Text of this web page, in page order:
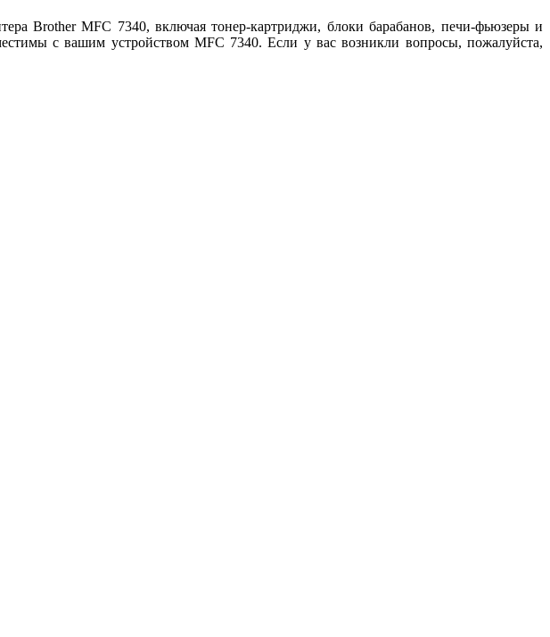
Brother MFC 7340, включая тонер-картриджи, блоки барабанов, печи-фьюзеры и
с вашим устройством MFC 7340. Если у вас возникли вопросы, пожалуйста,